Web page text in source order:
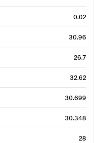
0.02
30.96
26.7
32.62
30.699
30.348
28